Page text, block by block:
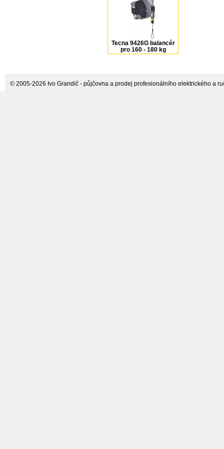
Tecna 9426G balancér
pro 160 - 180 kg
© 2005-2026 Ivo Grandič - půjčovna a prodej profesionálního elektrického a